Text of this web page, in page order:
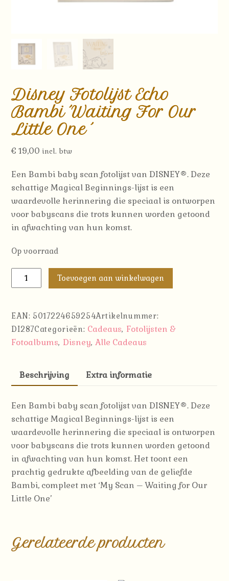
Disney Fotolijst Echo
Bambi ´Waiting For Our
Little One ´
€ 19,00 incl. btw
Een Bambi baby scan fotolijst van DISNEY®. Deze
schattige Magical Beginnings-lijst is een
waardevolle herinnering die speciaal is ontworpen
voor babyscans die trots kunnen worden getoond
in afwachting van hun komst.
Op voorraad
Disney
Fotolijst
Bambi
´Waiting
For
One
aantal
Toevoegen aan winkelwagen
EAN: 5017224659254Artikelnummer:
DI287Categorieën: Cadeaus, Fotolijsten &
Fotoalbums, Disney, Alle Cadeaus
Beschrijving Extra informatie
Een Bambi baby scan fotolijst van DISNEY®.Deze
schattige Magical Beginnings-lijst is een
waardevolle herinnering die speciaal is ontworpen
voor babyscans die trots kunnen worden getoond
in afwachting van hun komst.Het toont een
prachtig gedrukte afbeelding van de geliefde
Bambi, compleet met ‘My Scan – Waiting for Our
Little One’
Gerelateerde producten